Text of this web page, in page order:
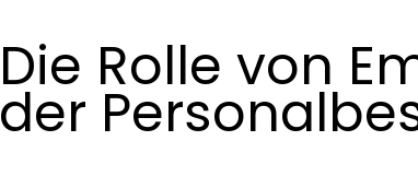
Die Rolle von
der